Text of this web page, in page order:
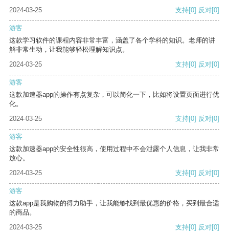
2024-03-25
支持[0] 反对[0]
游客
这款学习软件的课程内容非常丰富，涵盖了各个学科的知识。老师的讲
解非常生动，让我能够轻松理解知识点。
2024-03-25
支持[0] 反对[0]
游客
这款加速器app的操作有点复杂，可以简化一下，比如将设置页面进行优
化。
2024-03-25
支持[0] 反对[0]
游客
这款加速器app的安全性很高，使用过程中不会泄露个人信息，让我非常
放心。
2024-03-25
支持[0] 反对[0]
游客
这款app是我购物的得力助手，让我能够找到最优惠的价格，买到最合适
的商品。
2024-03-25
支持[0] 反对[0]